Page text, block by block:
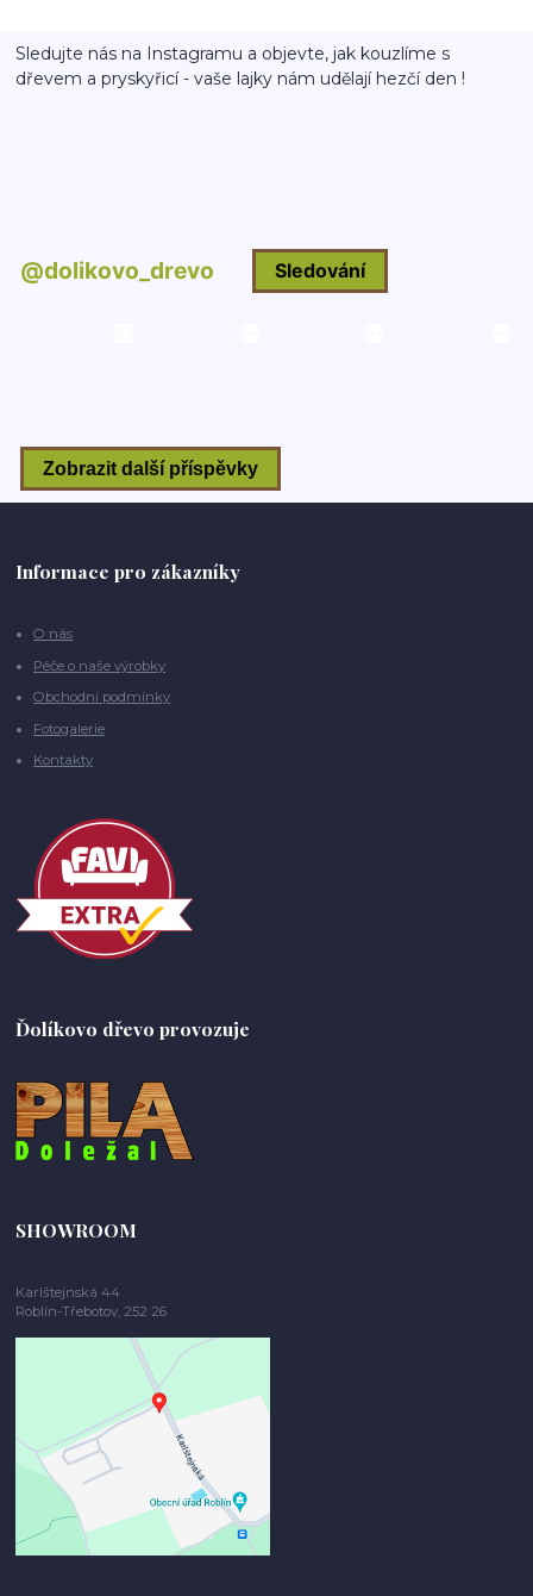
Sledujte nás na Instagramu a objevte, jak kouzlíme s
dřevem a pryskyřicí - vaše lajky nám udělají hezčí den !
Informace pro zákazníky
O nás
Péče o naše výrobky
Obchodní podmínky
Fotogalerie
Kontakty
Ďolíkovo dřevo provozuje
SHOWROOM
Karlštejnská 44
Roblín-Třebotov, 252 26